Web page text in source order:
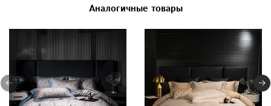
Аналогичные товары